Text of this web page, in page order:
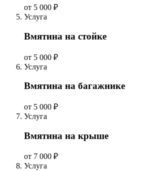
от 5 000 ₽
Услуга
Вмятина на стойке
от 5 000 ₽
Услуга
Вмятина на багажнике
от 5 000 ₽
Услуга
Вмятина на крыше
от 7 000 ₽
Услуга